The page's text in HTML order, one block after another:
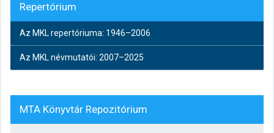
Repertórium
Az MKL repertóriuma: 1946–2006
Az MKL névmutatói: 2007–2025
MTA Könyvtár Repozitórium